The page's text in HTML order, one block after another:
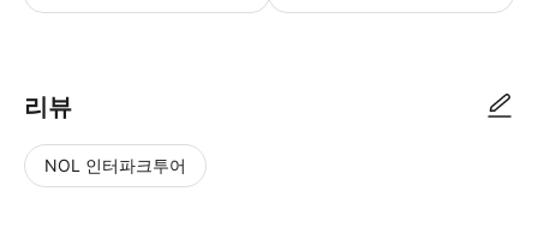
리뷰
NOL 인터파크투어